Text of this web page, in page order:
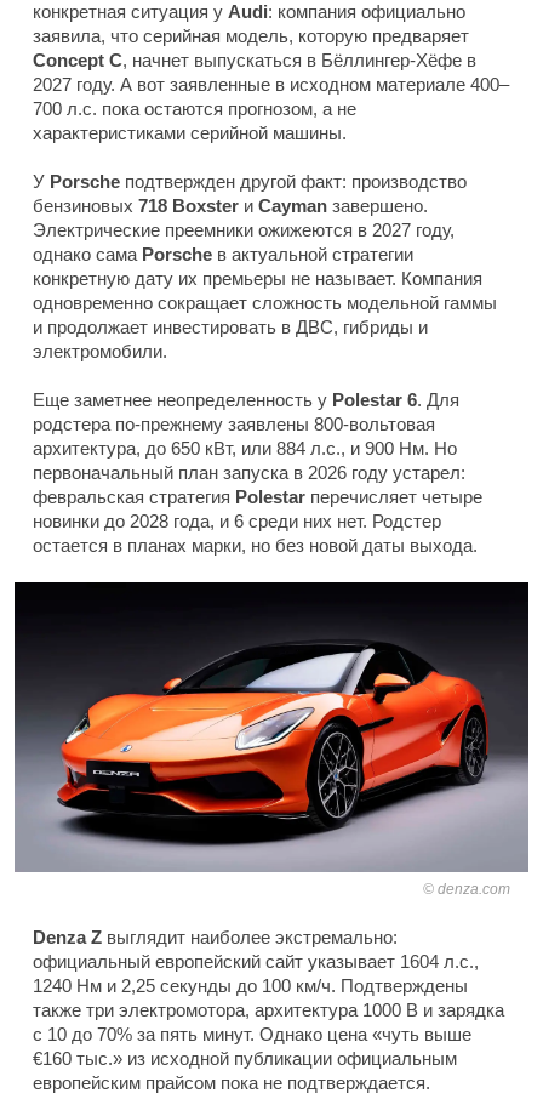
конкретная ситуация у Audi: компания официально
заявила, что серийная модель, которую предваряет
Concept C, начнет выпускаться в Бёллингер-Хёфе в
2027 году. А вот заявленные в исходном материале 400–
700 л.с. пока остаются прогнозом, а не
характеристиками серийной машины.
У Porsche подтвержден другой факт: производство
бензиновых 718 Boxster и Cayman завершено.
Электрические преемники ожижеются в 2027 году,
однако сама Porsche в актуальной стратегии
конкретную дату их премьеры не называет. Компания
одновременно сокращает сложность модельной гаммы
и продолжает инвестировать в ДВС, гибриды и
электромобили.
Еще заметнее неопределенность у Polestar 6. Для
родстера по-прежнему заявлены 800-вольтовая
архитектура, до 650 кВт, или 884 л.с., и 900 Нм. Но
первоначальный план запуска в 2026 году устарел:
февральская стратегия Polestar перечисляет четыре
новинки до 2028 года, и 6 среди них нет. Родстер
остается в планах марки, но без новой даты выхода.
denza.com
Denza Z выглядит наиболее экстремально:
официальный европейский сайт указывает 1604 л.с.,
1240 Нм и 2,25 секунды до 100 км/ч. Подтверждены
также три электромотора, архитектура 1000 В и зарядка
с 10 до 70% за пять минут. Однако цена «чуть выше
€160 тыс.» из исходной публикации официальным
европейским прайсом пока не подтверждается.